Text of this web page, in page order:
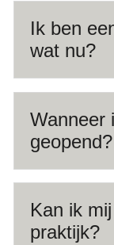
Ik ben
wat nu?
Wanneer
geopend?
Kan ik
praktijk?